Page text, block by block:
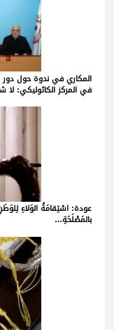
المكاري في ندوة حول دور
في المركز الكاثوليكي:
عودة: اسْتِقامَةُ الوَلاءِ
بالمَصْلَحَةِ…